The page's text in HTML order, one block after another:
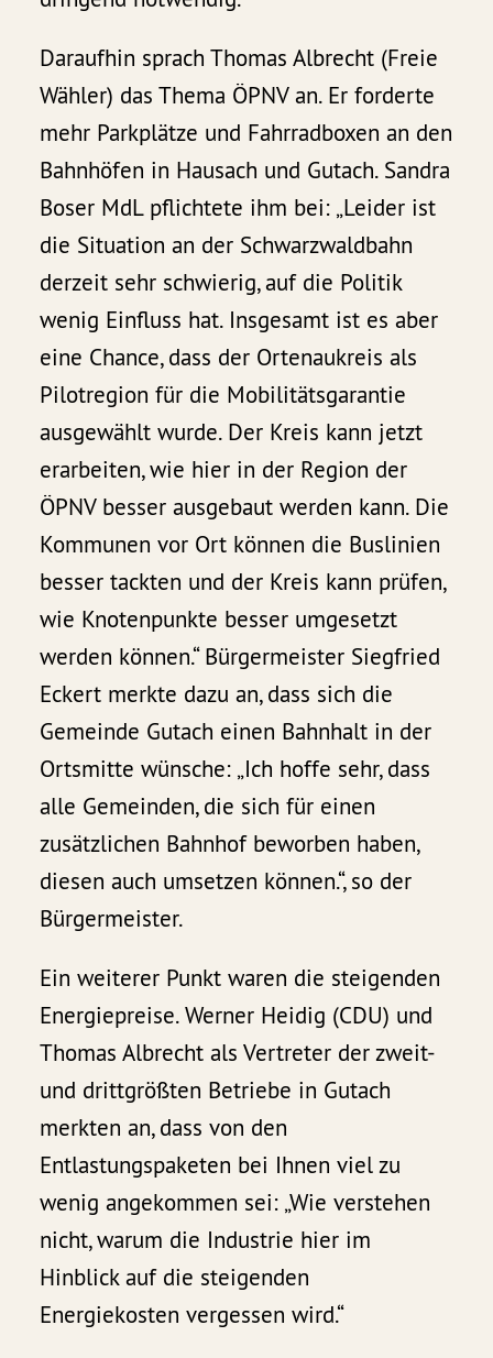
Daraufhin sprach Thomas Albrecht (Freie
Wähler) das Thema ÖPNV an. Er forderte
mehr Parkplätze und Fahrradboxen an den
Bahnhöfen in Hausach und Gutach. Sandra
Boser MdL pflichtete ihm bei: „Leider ist
die Situation an der Schwarzwaldbahn
derzeit sehr schwierig, auf die Politik
wenig Einfluss hat. Insgesamt ist es aber
eine Chance, dass der Ortenaukreis als
Pilotregion für die Mobilitätsgarantie
ausgewählt wurde. Der Kreis kann jetzt
erarbeiten, wie hier in der Region der
ÖPNV besser ausgebaut werden kann. Die
Kommunen vor Ort können die Buslinien
besser tackten und der Kreis kann prüfen,
wie Knotenpunkte besser umgesetzt
werden können.“ Bürgermeister Siegfried
Eckert merkte dazu an, dass sich die
Gemeinde Gutach einen Bahnhalt in der
Ortsmitte wünsche: „Ich hoffe sehr, dass
alle Gemeinden, die sich für einen
zusätzlichen Bahnhof beworben haben,
diesen auch umsetzen können.“, so der
Bürgermeister.
Ein weiterer Punkt waren die steigenden
Energiepreise. Werner Heidig (CDU) und
Thomas Albrecht als Vertreter der zweit-
und drittgrößten Betriebe in Gutach
merkten an, dass von den
Entlastungspaketen bei Ihnen viel zu
wenig angekommen sei: „Wie verstehen
nicht, warum die Industrie hier im
Hinblick auf die steigenden
Energiekosten vergessen wird.“